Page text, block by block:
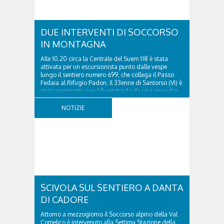
DUE INTERVENTI DI SOCCORSO
IN MONTAGNA
Alle 10.20 circa la Centrale del Suem 118 è stata
attivata per un escursionista punto dalle vespe
lungo il sentiero numero 699, che collega il Passo
Fedaia al Rifugio Padon. Il 33enne di Santorso (VI) è
stato raggiunto con il fuoristrada da una squadra
del Soccorso alpino della Val Pettorina...
NOTIZIE
SCIVOLA SUL SENTIERO A DANTA
DI CADORE
Attorno a mezzogiorno il Soccorso alpino della Val
Comelico è intervenuto alla Settima Stazione della